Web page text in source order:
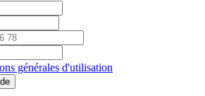
générales d'utilisation